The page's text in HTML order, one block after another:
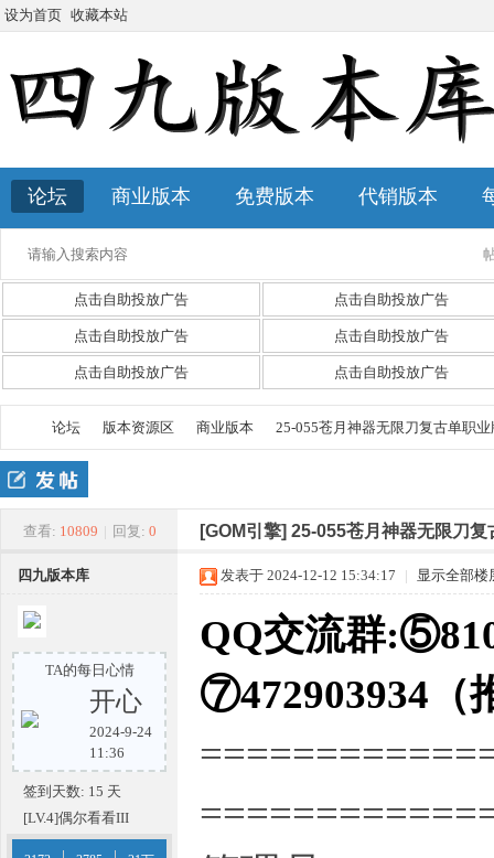
设为首页 收藏本站
论坛 商业版本 免费版本 代销版本
点击自助投放广告 点击自助投放广告
点击自助投放广告 点击自助投放广告
点击自助投放广告 点击自助投放广告
九
»
论坛 版本资源区 商业版本
›
25-055苍月神器无限刀复古单职业
查看: 10809 | 回复: 0 [GOM引擎] 25-055苍月神器无限刀
四九版本库
TA的每日心情
开心
2024-9-24
11:36
签到天数: 15 天
[LV.4]偶尔看看III
发表于 2024-12-12 15:34:17 | 显示全部楼
QQ交流群
⑦472903934（